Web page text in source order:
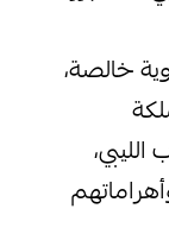
خالصة،
الليبي،